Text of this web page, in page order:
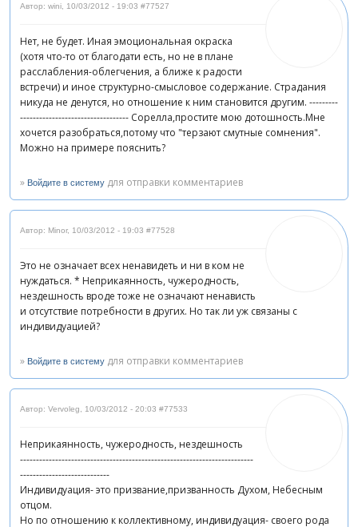
Автор: wini 10/03/2012 - 19:03 #77527
Нет, не будет. Иная эмоциональная окраска
(хотя что-то от благодати есть, но не в плане
расслабления-облегчения, а ближе к радости
встречи) и иное структурно-смысловое содержание. Страдания
никуда не денутся, но отношение к ним становится другим. ---------
---------------------------------- Сорелла,простите мою дотошность.Мне
хочется разобраться,потому что "терзают смутные сомнения".
Можно на примере пояснить?
» Войдите в систему для отправки комментариев
Автор: Minor, 10/03/2012 - 19:03 #77528
Это не означает всех ненавидеть и ни в ком не
нуждаться. * Неприкаянность, чужеродность,
нездешность вроде тоже не означают ненависть
и отсутствие потребности в других. Но так ли уж связаны с
индивидуацией?
» Войдите в систему для отправки комментариев
Автор: Vervoleg, 10/03/2012 - 20:03 #77533
Неприкаянность, чужеродность, нездешность
-------------------------------------------------------------------------
----------------------------
Индивидуация- это призвание,призванность Духом, Небесным
отцом.
Но по отношению к коллективному, индивидуация- своего рода